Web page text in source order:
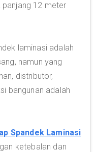
panjang 12 meter
laminasi adalah
namun yang
distributor,
bangunan adalah
Spandek Laminasi
ketebalan dan